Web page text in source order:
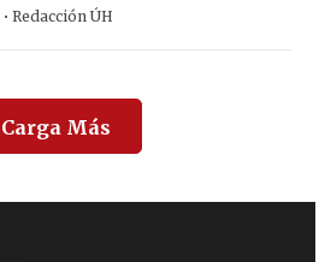
· Redacción ÚH
Carga Más